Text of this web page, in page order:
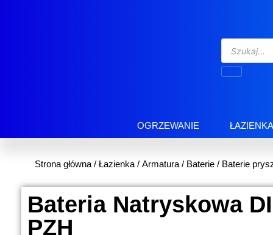
OGRZEWANIE ŁAZIENKA
Strona główna / Łazienka / Armatura / Baterie / Baterie
Bateria Natryskowa
PZH